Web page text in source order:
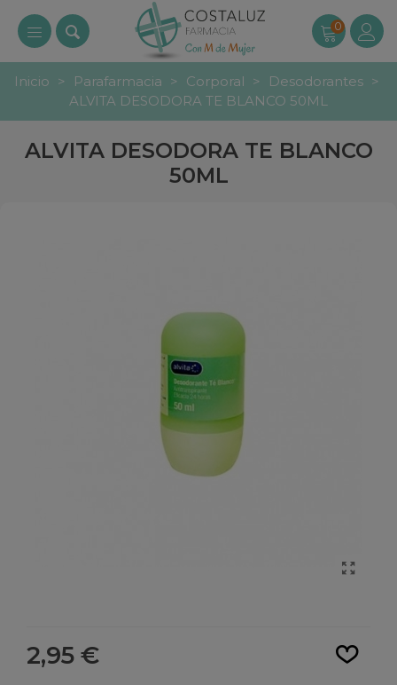
0
Inicio > Parafarmacia > Corporal > Desodorantes >
ALVITA DESODORA TE BLANCO 50ML
ALVITA DESODORA TE BLANCO
50ML
2,95 €